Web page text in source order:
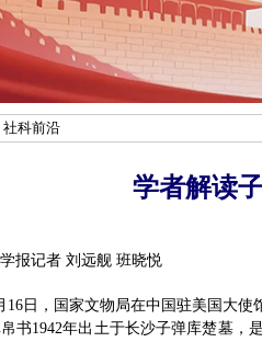
社科前沿
学者解读
报记者 刘远舰 班晓悦
16日，国家文物局在中国驻美国大
书1942年出土于长沙子弹库楚墓，